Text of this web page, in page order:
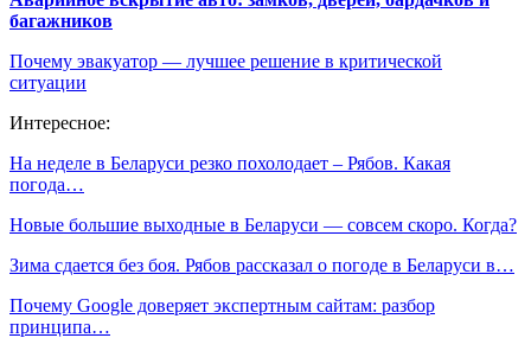
багажников
Почему эвакуатор — лучшее решение в критической
ситуации
Интересное:
На неделе в Беларуси резко похолодает – Рябов. Какая
погода…
Новые большие выходные в Беларуси — совсем скоро. Когда?
Зима сдается без боя. Рябов рассказал о погоде в Беларуси в…
Почему Google доверяет экспертным сайтам: разбор
принципа…